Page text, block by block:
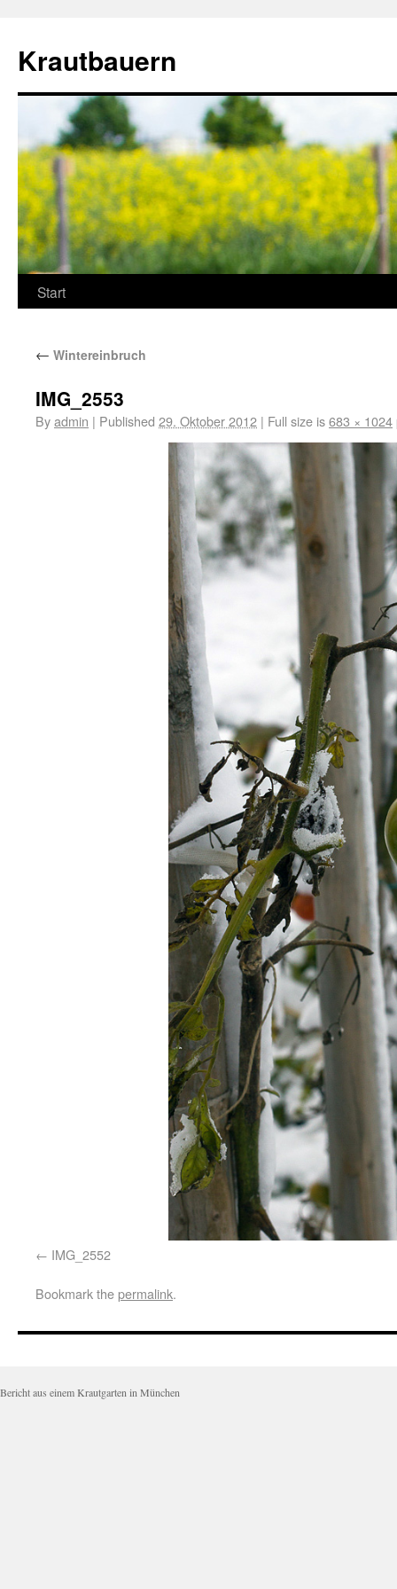
Krautbauern
Start
← Wintereinbruch
IMG_2553
Byadmin | Published 29. Oktober 2012 | Full size is683 × 1024
IMG_2552
Bookmark thepermalink.
Bericht aus einem Krautgarten in München